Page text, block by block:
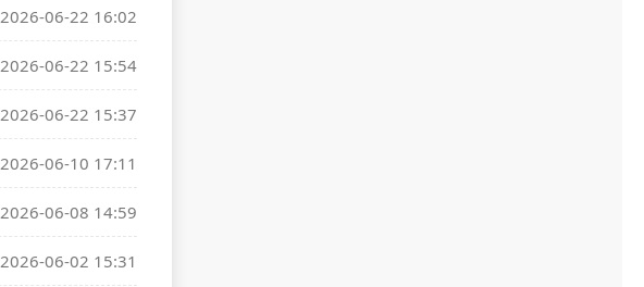
2026-06-22 16:02
2026-06-22 15:54
2026-06-22 15:37
2026-06-10 17:11
2026-06-08 14:59
2026-06-02 15:31